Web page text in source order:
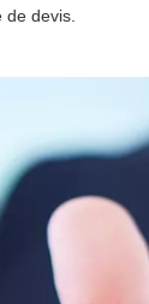
devis.